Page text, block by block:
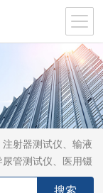
射器测试仪、输液
管测试仪、医用镊
留置针测试仪